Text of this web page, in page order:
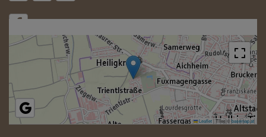
Leaflet| Tiles ©basemap.at